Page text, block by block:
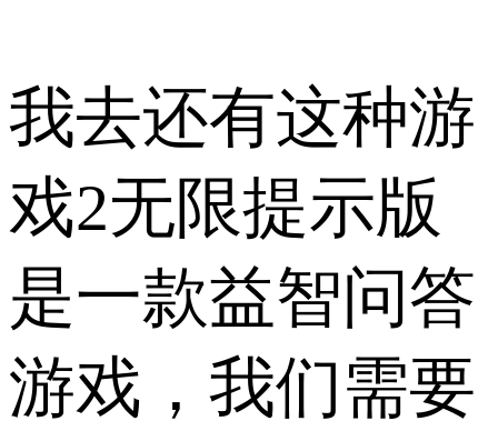
我去还有这种游
戏2无限提示版
是一款益智问答
游戏，我们需要